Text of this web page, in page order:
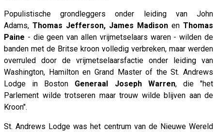
Populistische grondleggers onder leiding van John
Adams, Thomas Jefferson, James Madison en Thomas
Paine - die geen van allen vrijmetselaars waren - wilden de
banden met de Britse kroon volledig verbreken, maar werden
overruled door de vrijmetselaarsfactie onder leiding van
Washington, Hamilton en Grand Master of the St. Andrews
Lodge in Boston Generaal Joseph Warren, die "het
Parlement wilde trotseren maar trouw wilde blijven aan de
Kroon".
St. Andrews Lodge was het centrum van de Nieuwe Wereld